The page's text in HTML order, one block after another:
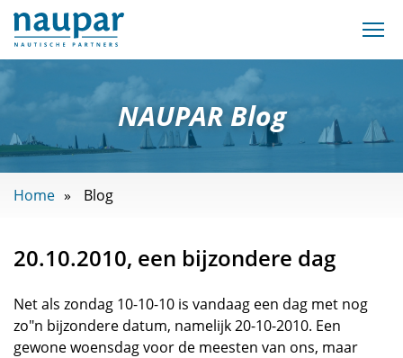
NAUPAR Blog
Home Blog
20.10.2010, een bijzondere dag
Net als zondag 10-10-10 is vandaag een dag met nog
zo"n bijzondere datum, namelijk 20-10-2010. Een
gewone woensdag voor de meesten van ons, maar